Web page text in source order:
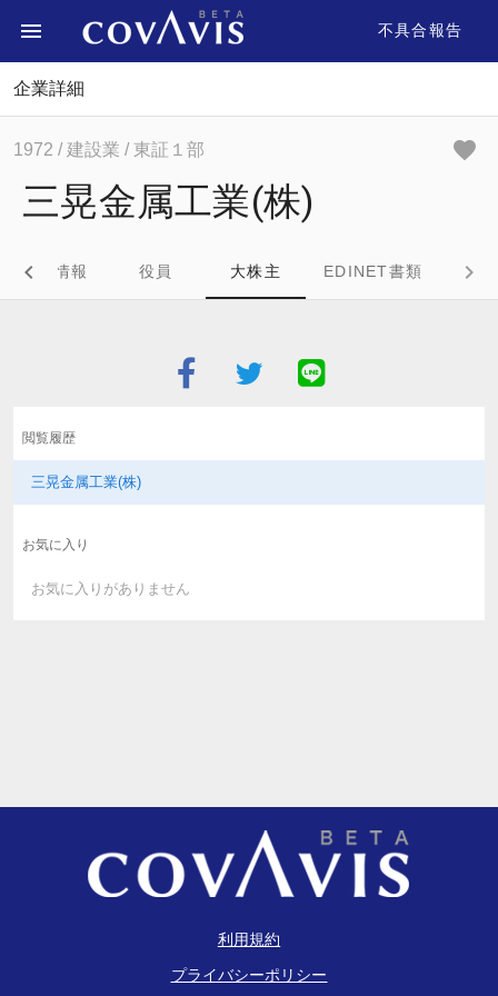
不具合報告
企業詳細
1972 / 建設業 / 東証１部
三晃金属工業(株)
企業情報 役員 大株主 EDINET書類
閲覧履歴
三晃金属工業(株)
お気に入り
お気に入りがありません
利用規約
プライバシーポリシー